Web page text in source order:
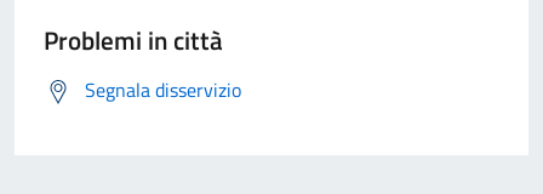
Problemi in città
Segnala disservizio